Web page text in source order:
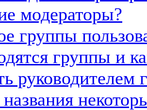
модераторы?
группы
группы и
руководителем